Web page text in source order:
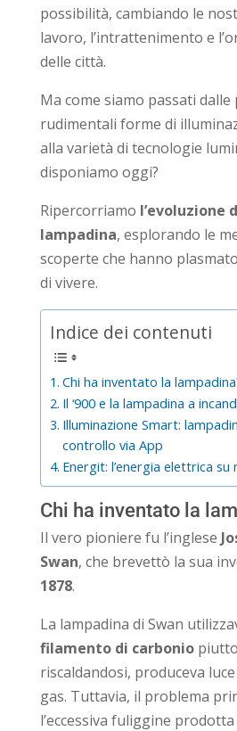
possibilità, cambiando le
lavoro, l’intrattenimento e
delle città.
Ma come siamo passati dalle
rudimentali forme di
alla varietà di tecnologie
disponiamo oggi?
Ripercorriamo l’evoluzione
lampadina, esplorando le
scoperte che hanno
di vivere.
Indice dei contenuti
Chi ha inventato la
Il ‘900 e la lampadina a
Illuminazione Smart:
controllo via App
Energit: l’energia elettrica su
Chi ha inventato la
Il vero pioniere fu l’inglese
Swan, che brevettò la sua
1878.
La lampadina di Swan
filamento di carbonio
riscaldandosi, produceva
gas. Tuttavia, il problema
l’eccessiva fuliggine